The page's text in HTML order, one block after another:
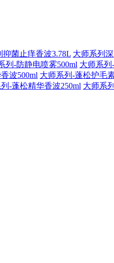
抑菌止痒香波3.78L 大师系列
列-防静电喷雾500ml 大师系列
波500ml 大师系列-蓬松护毛
-蓬松精华香波250ml 大师系